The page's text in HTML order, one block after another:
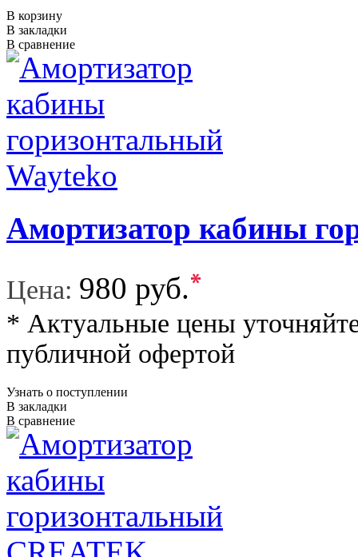
В корзину
В закладки
В сравнение
Амортизатор кабины
Цена: 980 руб.*
* Актуальные цены
публичной офертой
Узнать о поступлении
В закладки
В сравнение